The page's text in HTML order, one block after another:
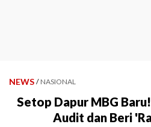
NEWS / NASIONAL
Setop Dapur MBG
Audit dan Beri